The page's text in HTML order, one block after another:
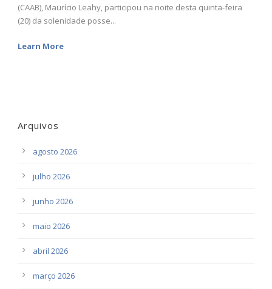
(CAAB), Maurício Leahy, participou na noite desta quinta-feira
(20) da solenidade posse...
Learn More
Arquivos
agosto 2026
julho 2026
junho 2026
maio 2026
abril 2026
março 2026